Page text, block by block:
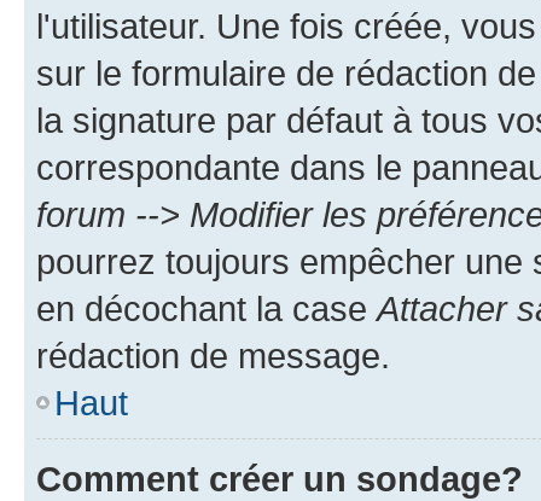
l'utilisateur. Une fois créée,
sur le formulaire de rédaction
la signature par défaut à tous
correspondante dans le
forum --> Modifier les
pourrez toujours empêcher
en décochant la caseAttacher
rédaction de message.
Haut
Comment créer un sondage?